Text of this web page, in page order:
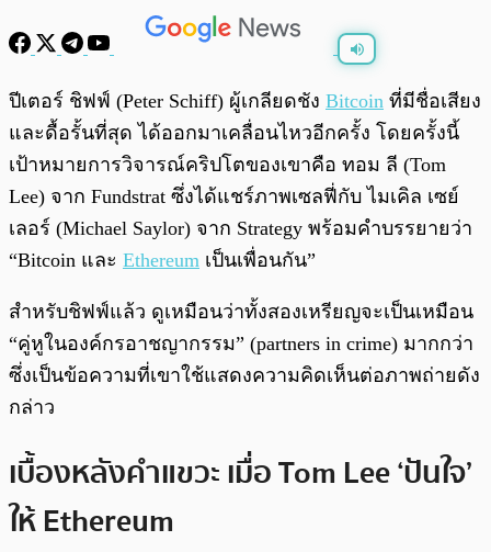
พร้อมเล่น 0:00/ 0:00
ปีเตอร์ ชิฟฟ์ (Peter Schiff) ผู้เกลียดชัง Bitcoin ที่มีชื่อเสียง
และดื้อรั้นที่สุด ได้ออกมาเคลื่อนไหวอีกครั้ง โดยครั้งนี้
เป้าหมายการวิจารณ์คริปโตของเขาคือ ทอม ลี (Tom
Lee) จาก Fundstrat ซึ่งได้แชร์ภาพเซลฟี่กับ ไมเคิล เซย์
เลอร์ (Michael Saylor) จาก Strategy พร้อมคำบรรยายว่า
“Bitcoin และ Ethereum เป็นเพื่อนกัน”
สำหรับชิฟฟ์แล้ว ดูเหมือนว่าทั้งสองเหรียญจะเป็นเหมือน
“คู่หูในองค์กรอาชญากรรม” (partners in crime) มากกว่า
ซึ่งเป็นข้อความที่เขาใช้แสดงความคิดเห็นต่อภาพถ่ายดัง
กล่าว
เบื้องหลังคำแขวะ เมื่อ Tom Lee ‘ปันใจ’
ให้ Ethereum